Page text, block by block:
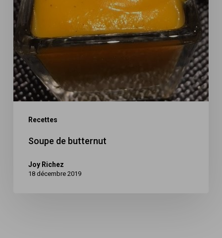
Recettes
Soupe de butternut
Joy Richez
18 décembre 2019